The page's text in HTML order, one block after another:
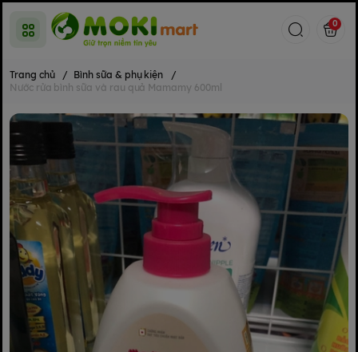
0
Trang chủ / Bình sữa & phụ kiện
/
Nước rửa bình sữa và rau quả Mamamy 600ml